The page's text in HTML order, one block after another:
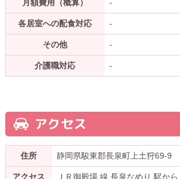
月額費用（概算） -
各居室への配食対応 -
その他 -
介護職対応 -
アクセス
住所 静岡県駿東郡長泉町上土狩69-9
アクセス ＪＲ御殿場 線 長泉なめり 駅か